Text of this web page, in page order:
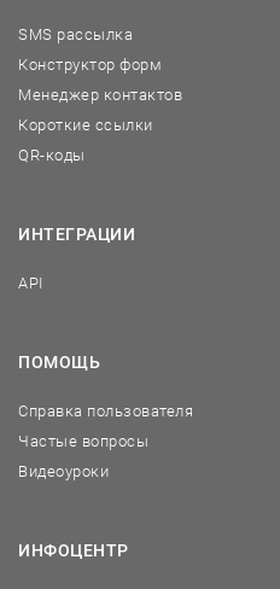
SMS рассылка
Конструктор форм
Менеджер контактов
Короткие ссылки
QR-коды
ИНТЕГРАЦИИ
API
ПОМОЩЬ
Справка пользователя
Частые вопросы
Видеоуроки
ИНФОЦЕНТР